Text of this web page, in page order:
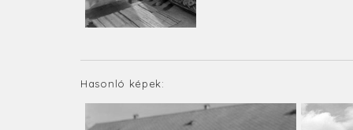
Hasonló képek: